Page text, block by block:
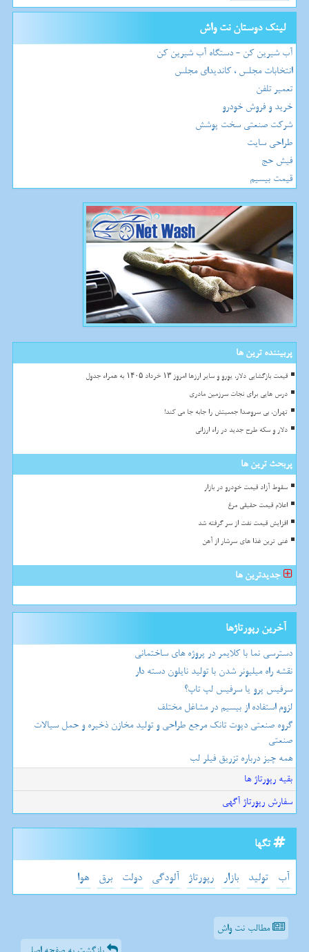
لینک دوستان نت واش
آب شیرین کن - دستگاه آب شیرین کن
انتخابات مجلس ، کاندیدای مجلس
تعمیر تلفن
خرید و فروش خودرو
شرکت صنعتی سخت پوشش
طراحی سایت
فیش حج
قیمت بیسیم
پربیننده ترین ها
قیمت بازگشایی دلار، یورو و سایر ارزها امروز ۱۳ خرداد ۱۴۰۵ به همراه جدول
درس هایی برای نجات سرزمین مادری
تهران، بی سروصدا جمعیتش را جابه جا می کند!
دلار و سکه طرح جدید در راه ارزانی
پربحث ترین ها
سقوط آزاد قیمت خودرو در بازار
اعلام قیمت حقیقی مرغ
افزایش قیمت نفت از سر گرفته شد
غنی ترین غذا های سرشار از آهن
جدیدترین ها
آخرین رپورتاژها
دسترسی نما با کلایمر در پروژه های ساختمانی
نقشه راه میلیونر شدن با تولید نایلون دسته دار
سرفیس پرو یا سرفیس لپ تاپ؟
لزوم استفاده از بیسیم در مشاغل مختلف
گروه صنعتی دپوت تانک مرجع طراحی و تولید مخازن ذخیره و حمل سیالات
صنعتی
همه چیز درباره تزریق فیلر لب
بقیه رپورتاژ ها
سفارش رپورتاژ آگهی
تگها
آب تولید بازار رپورتاژ آلودگی دولت برق هوا
مطالب نت واش